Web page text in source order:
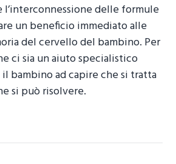
l’interconnessione delle formule
un beneficio immediato alle
del cervello del bambino. Per
ci sia un aiuto specialistico
bambino ad capire che si tratta
si può risolvere.